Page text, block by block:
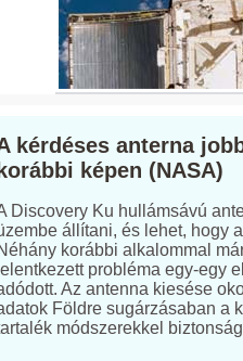
kérdéses anterna
korábbi képen (NASA)
Discovery Ku hullámsávú
állítani, és lehet, hogy
korábbi alkalommal
probléma egy-egy
Az antenna kiesése
Földre sugárzásaban a
módszerekkel